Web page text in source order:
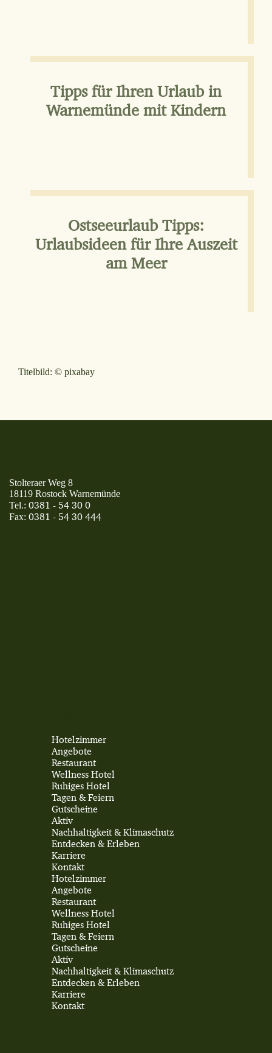
Tipps für Ihren Urlaub in
Warnemünde mit Kindern
Ostseeurlaub Tipps:
Urlaubsideen für Ihre Auszeit
am Meer
Titelbild: © pixabay
Stolteraer Weg 8
18119 Rostock Warnemünde
Tel.: 0381 - 54 30 0
Fax: 0381 - 54 30 444
Hotelzimmer
Angebote
Restaurant
Wellness Hotel
Ruhiges Hotel
Tagen & Feiern
Gutscheine
Aktiv
Nachhaltigkeit & Klimaschutz
Entdecken & Erleben
Karriere
Kontakt
Hotelzimmer
Angebote
Restaurant
Wellness Hotel
Ruhiges Hotel
Tagen & Feiern
Gutscheine
Aktiv
Nachhaltigkeit & Klimaschutz
Entdecken & Erleben
Karriere
Kontakt